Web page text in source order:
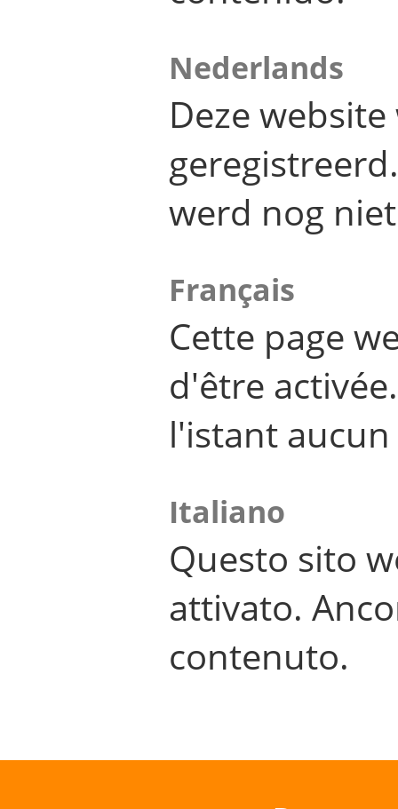
Nederlands
Deze
werd nog
Français
Cette page
d'être
l'istant
Italiano
Questo sito
attivato.
contenuto.